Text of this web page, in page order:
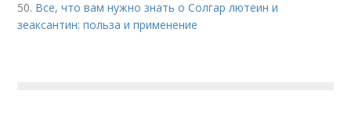
50. Все, что вам нужно знать о Солгар лютеин и
зеаксантин: польза и применение